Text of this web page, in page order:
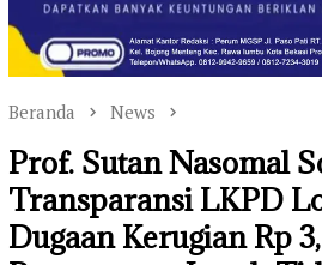
Beranda News
Prof. Sutan Nasomal
Transparansi LKPD
Dugaan Kerugian Rp